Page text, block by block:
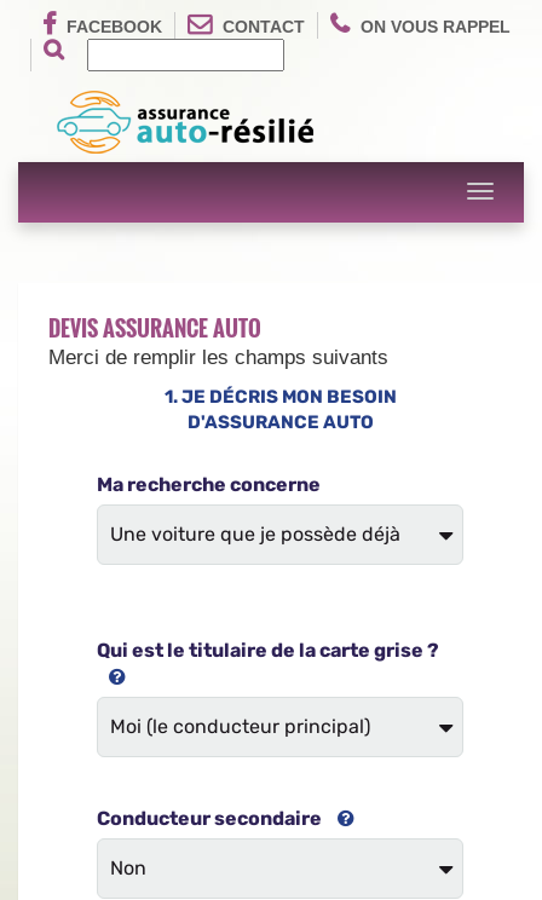
FACEBOOK CONTACT ON VOUS RAPPEL
Toggle
DEVIS ASSURANCE AUTO
Merci de remplir les champs suivants